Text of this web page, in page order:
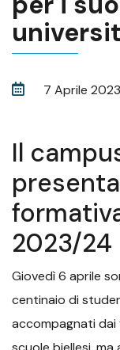
7 Aprile 2023
Il
2023/24
Giovedì 6 aprile
centinaio di
accompagnati dai